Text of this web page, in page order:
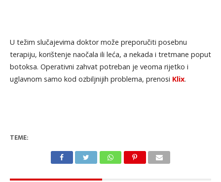
U težim slučajevima doktor može preporučiti posebnu
terapiju, korištenje naočala ili leća, a nekada i tretmane poput
botoksa. Operativni zahvat potreban je veoma rijetko i
uglavnom samo kod ozbiljnijih problema, prenosi Klix.
TEME: